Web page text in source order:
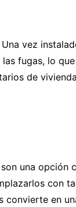
vez
fugas, lo
de
una opción
con
en